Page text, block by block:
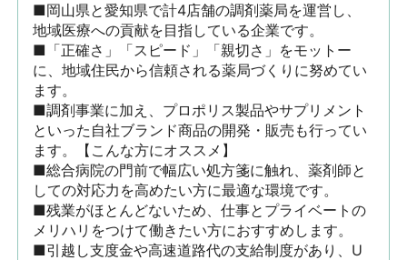
■岡山県と愛知県で計4店舗の調剤薬局を運営し、
地域医療への貢献を目指している企業です。
■「正確さ」「スピード」「親切さ」をモットー
に、地域住民から信頼される薬局づくりに努めてい
ます。
■調剤事業に加え、プロポリス製品やサプリメント
といった自社ブランド商品の開発・販売も行ってい
ます。【こんな方にオススメ】
■総合病院の門前で幅広い処方箋に触れ、薬剤師と
しての対応力を高めたい方に最適な環境です。
■残業がほとんどないため、仕事とプライベートの
メリハリをつけて働きたい方におすすめします。
■引越し支度金や高速道路代の支給制度があり、U